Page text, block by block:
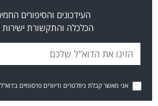
העידכונים והסיפורים
הכלכלה והתקשורת ישירות
אני מאשר קבלת ניוזלטרים ודיוורים פרסומיים בדוא"ל